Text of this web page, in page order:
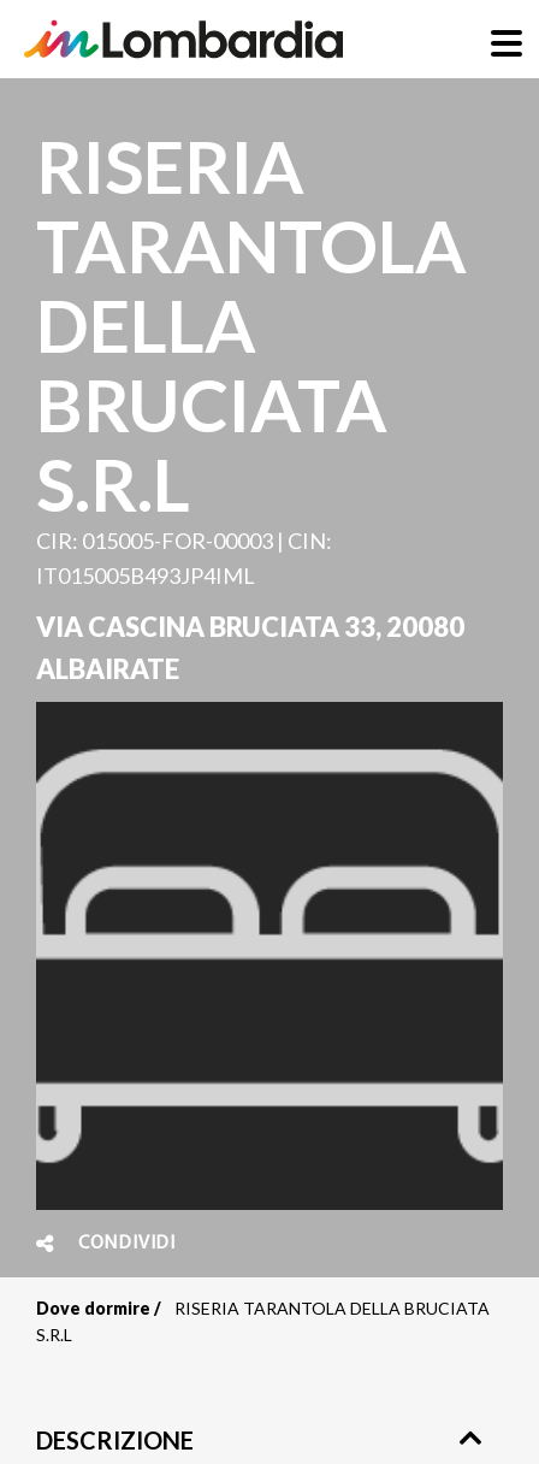
contenuto
principale
RISERIA
TARANTOLA
DELLA
BRUCIATA
S.R.L
CIR: 015005-FOR-00003 | CIN:
IT015005B493JP4IML
VIA CASCINA BRUCIATA 33,20080
ALBAIRATE
CONDIVIDI
Briciole
pane
Dove dormire
RISERIA TARANTOLA DELLA BRUCIATA
S.R.L
DESCRIZIONE